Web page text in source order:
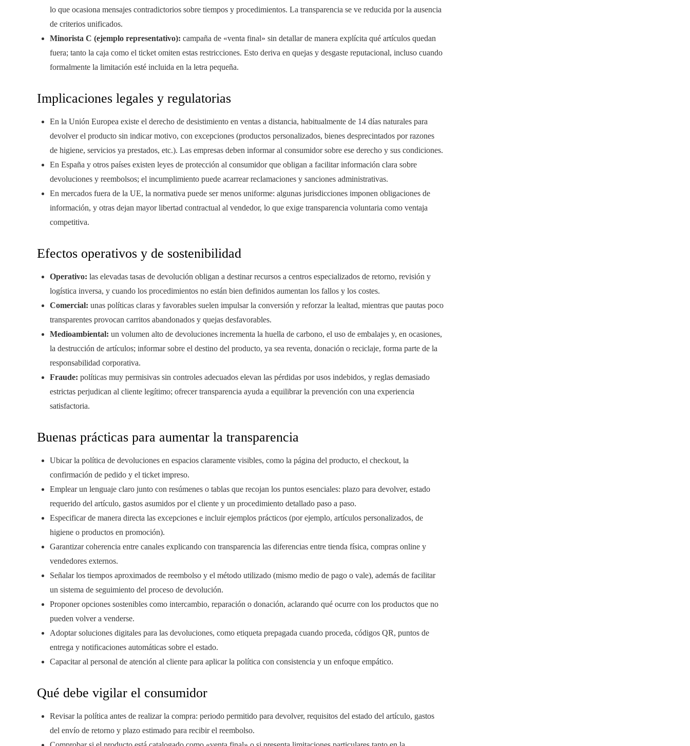
lo que ocasiona mensajes contradictorios sobre tiempos y procedimientos. La transparencia se ve reducida por la ausencia
de criterios unificados.
Minorista C (ejemplo representativo): campaña de «venta final» sin detallar de manera explícita qué artículos quedan
fuera; tanto la caja como el ticket omiten estas restricciones. Esto deriva en quejas y desgaste reputacional, incluso cuando
formalmente la limitación esté incluida en la letra pequeña.
Implicaciones legales y regulatorias
En la Unión Europea existe el derecho de desistimiento en ventas a distancia, habitualmente de 14 días naturales para
devolver el producto sin indicar motivo, con excepciones (productos personalizados, bienes desprecintados por razones
de higiene, servicios ya prestados, etc.). Las empresas deben informar al consumidor sobre ese derecho y sus condiciones.
En España y otros países existen leyes de protección al consumidor que obligan a facilitar información clara sobre
devoluciones y reembolsos; el incumplimiento puede acarrear reclamaciones y sanciones administrativas.
En mercados fuera de la UE, la normativa puede ser menos uniforme: algunas jurisdicciones imponen obligaciones de
información, y otras dejan mayor libertad contractual al vendedor, lo que exige transparencia voluntaria como ventaja
competitiva.
Efectos operativos y de sostenibilidad
Operativo: las elevadas tasas de devolución obligan a destinar recursos a centros especializados de retorno, revisión y
logística inversa, y cuando los procedimientos no están bien definidos aumentan los fallos y los costes.
Comercial: unas políticas claras y favorables suelen impulsar la conversión y reforzar la lealtad, mientras que pautas poco
transparentes provocan carritos abandonados y quejas desfavorables.
Medioambiental: un volumen alto de devoluciones incrementa la huella de carbono, el uso de embalajes y, en ocasiones,
la destrucción de artículos; informar sobre el destino del producto, ya sea reventa, donación o reciclaje, forma parte de la
responsabilidad corporativa.
Fraude: políticas muy permisivas sin controles adecuados elevan las pérdidas por usos indebidos, y reglas demasiado
estrictas perjudican al cliente legítimo; ofrecer transparencia ayuda a equilibrar la prevención con una experiencia
satisfactoria.
Buenas prácticas para aumentar la transparencia
Ubicar la política de devoluciones en espacios claramente visibles, como la página del producto, el checkout, la
confirmación de pedido y el ticket impreso.
Emplear un lenguaje claro junto con resúmenes o tablas que recojan los puntos esenciales: plazo para devolver, estado
requerido del artículo, gastos asumidos por el cliente y un procedimiento detallado paso a paso.
Especificar de manera directa las excepciones e incluir ejemplos prácticos (por ejemplo, artículos personalizados, de
higiene o productos en promoción).
Garantizar coherencia entre canales explicando con transparencia las diferencias entre tienda física, compras online y
vendedores externos.
Señalar los tiempos aproximados de reembolso y el método utilizado (mismo medio de pago o vale), además de facilitar
un sistema de seguimiento del proceso de devolución.
Proponer opciones sostenibles como intercambio, reparación o donación, aclarando qué ocurre con los productos que no
pueden volver a venderse.
Adoptar soluciones digitales para las devoluciones, como etiqueta prepagada cuando proceda, códigos QR, puntos de
entrega y notificaciones automáticas sobre el estado.
Capacitar al personal de atención al cliente para aplicar la política con consistencia y un enfoque empático.
Qué debe vigilar el consumidor
Revisar la política antes de realizar la compra: periodo permitido para devolver, requisitos del estado del artículo, gastos
del envío de retorno y plazo estimado para recibir el reembolso.